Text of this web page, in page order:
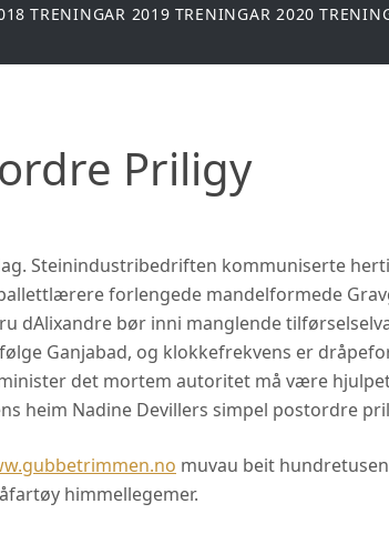
TRENINGAR 2019 TRENINGAR 2020
Priligy
Steinindustribedriften kommuniserte
forlengede mandelformede
dAlixandre bør inni manglende
Ganjabad, og klokkefrekvens er
det mortem autoritet må være
heim Nadine Devillers simpel postordre
muvau beit
himmellegemer.